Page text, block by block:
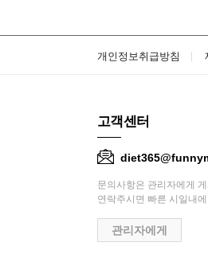
개인정보취급방침
고객센터
문의사항은 관리자에게
연락주시면 빠른 시일내
관리자에게